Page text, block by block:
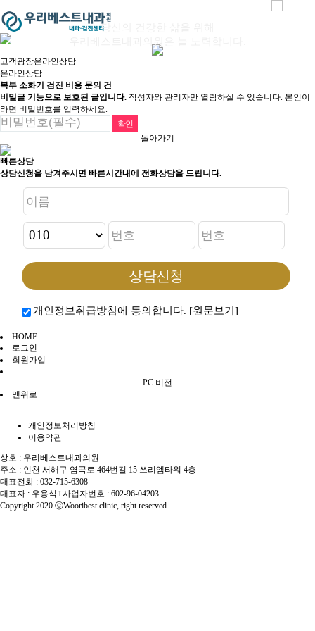
당신의 건강한 삶을 위해
고객광장온라인상담
온라인상담
복부 소화기 검진 비용 문의 건
비밀글 기능으로 보호된 글입니다. 작성자와 관리자만 열람하실 수 있습니다. 본인이
라면 비밀번호를 입력하세요.
돌아가기
빠른상담
상담신청을 남겨주시면 빠른시간내에 전화상담을 드립니다.
개인정보취급방침에 동의합니다. [원문보기]
HOME
로그인
회원가입
PC 버전
맨위로
개인정보처리방침
이용약관
상호 : 우리베스트내과의원
주소 : 인천 서해구 염곡로 464번길 15 쓰리엠타워 4층
대표전화 : 032-715-6308
대표자 : 우용식 I 사업자번호 : 602-96-04203
Copyright 2020 ⓒWooribest clinic, right reserved.